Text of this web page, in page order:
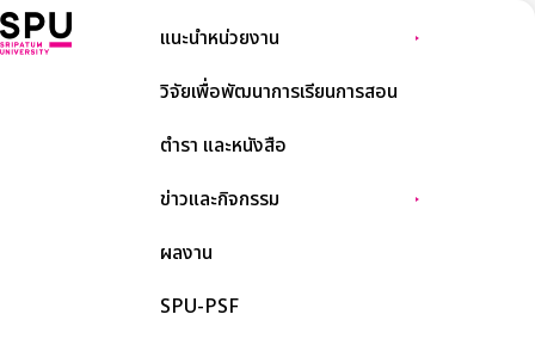
แนะนำหน่วยงาน
วิจัยเพื่อพัฒนาการเรียนการสอน
ตำรา และหนังสือ
ข่าวและกิจกรรม
ผลงาน
SPU-PSF